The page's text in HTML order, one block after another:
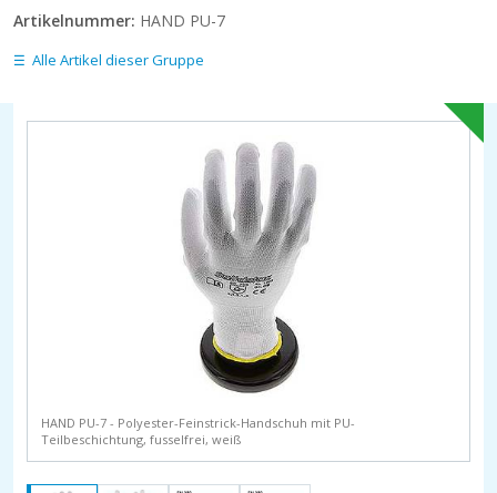
Artikelnummer: HAND PU-7
Alle Artikel dieser Gruppe
HAND PU-7 - Polyester-Feinstrick-Handschuh mit PU-
Teilbeschichtung, fusselfrei, weiß